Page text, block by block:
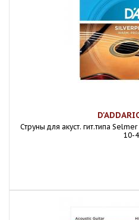
Струны для акуст. гит.типа
10-